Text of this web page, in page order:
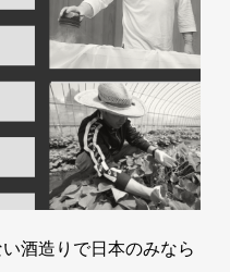
酒造りで日本のみなら